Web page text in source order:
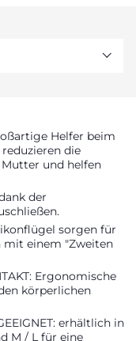
Helfer beim
die
und helfen
der
sorgen für
mit einem "Zweiten
Ergonomische
körperlichen
erhältlich in
M / L für eine